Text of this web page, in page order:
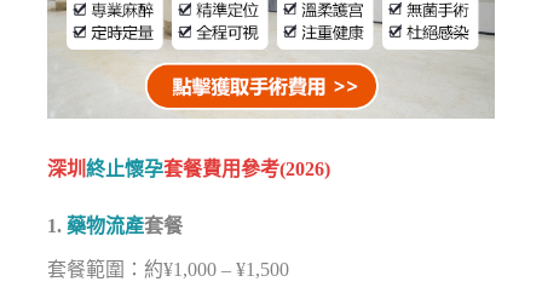
深圳終止懷孕套餐費用參考(2026)
1. 藥物流產套餐
套餐範圍：約¥1,000 – ¥1,500